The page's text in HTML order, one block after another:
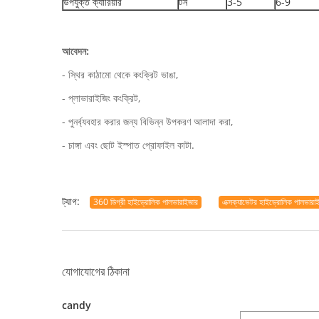
আবেদন:
- স্থির কাঠামো থেকে কংক্রিট ভাঙা,
- প্লাভারাইজিং কংক্রিট,
- পুনর্ব্যবহার করার জন্য বিভিন্ন উপকরণ আলাদা করা,
- চাঙ্গা এবং ছোট ইস্পাত প্রোফাইল কাটা.
ট্যাগ: 360 ডিগ্রী হাইড্রোলিক পালভারাইজার এক্সক্যাভেটর হাইড্রোলিক
যোগাযোগের ঠিকানা
candy